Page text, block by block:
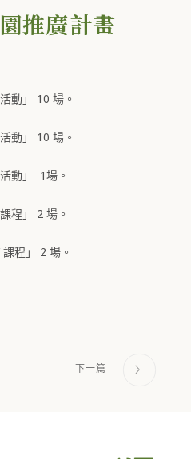
推廣計畫
動」 10 場。
動」 10 場。
動」 1場。
程」 2 場。
程」 2 場。